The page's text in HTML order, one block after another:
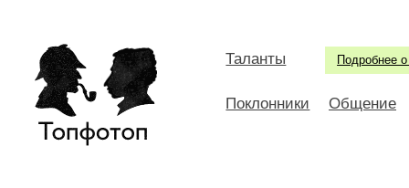
Подробнее о
Таланты
Поклонники Общение